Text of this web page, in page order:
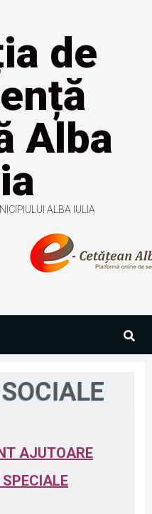
de
Alba
ALBA IULIA
AJUTOARE